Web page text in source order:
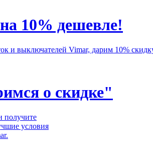
10% дешевле!
и выключателей Vimar, дарим 10%
о скидке"
получите
условия